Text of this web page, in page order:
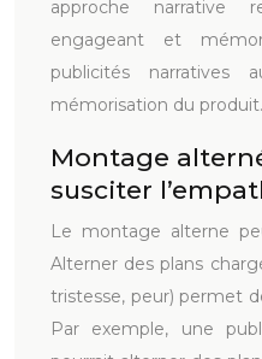
approche narrative
engageant et
publicités
mémorisation du produit.
Montage
susciter
Le montage alterne
Alterner des plans
tristesse, peur) permet
Par exemple, une